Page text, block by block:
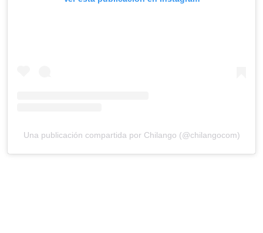
Una publicación compartida por Chilango (@chilangocom)